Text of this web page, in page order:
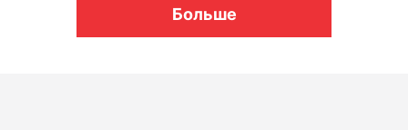
Больше